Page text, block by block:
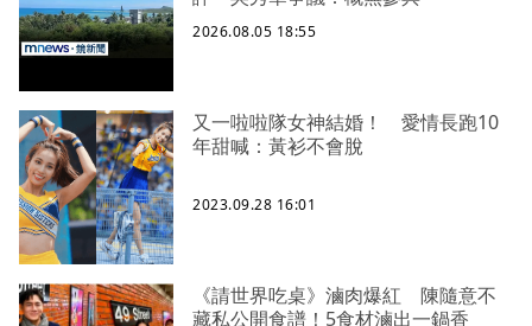
2026.08.05 18:55
又一啦啦隊女神結婚！ 愛情長跑10
年甜喊：黃衫不會脫
2023.09.28 16:01
《請世界吃桌》滷肉爆紅 陳隨意不
藏私公開食譜！5食材滷出一鍋香